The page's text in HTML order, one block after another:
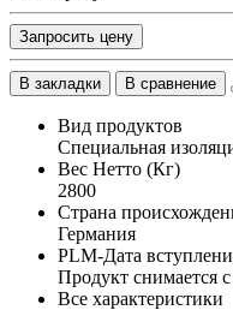
Запросить цену
В закладки В сравнение
Вид продуктов
Специальная
Вес Нетто (Кг)
2800
Страна
Германия
PLM-Дата
Продукт снимается
Все характеристики